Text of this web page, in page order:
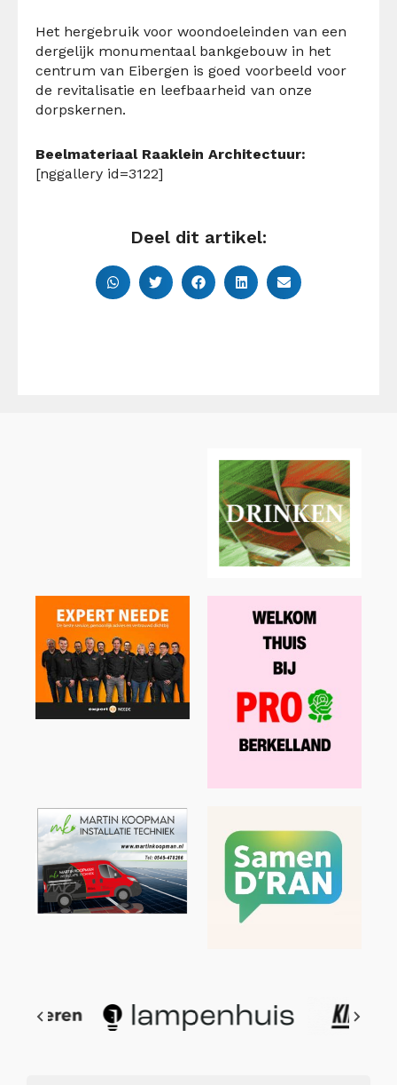
Het hergebruik voor woondoeleinden van een
dergelijk monumentaal bankgebouw in het
centrum van Eibergen is goed voorbeeld voor
de revitalisatie en leefbaarheid van onze
dorpskernen.
Beelmateriaal Raaklein Architectuur:
[nggallery id=3122]
Deel dit artikel: